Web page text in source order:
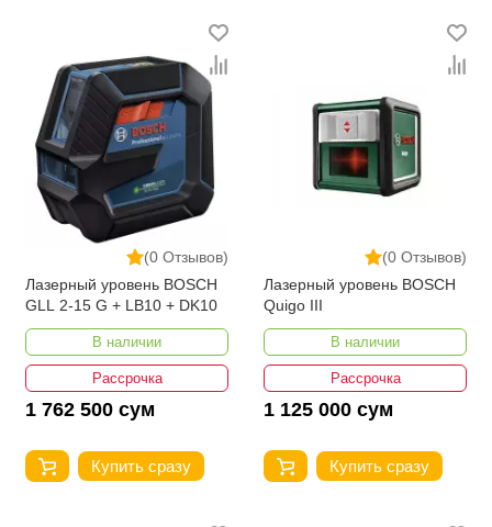
(0 Отзывов)
Лазерный уровень BOSCH
GLL 2-15 G + LB10 + DK10
В наличии
Рассрочка
1 762 500 сум
Купить сразу
(0 Отзывов)
Лазерный уровень BOSCH
Quigo III
В наличии
Рассрочка
1 125 000 сум
Купить сразу